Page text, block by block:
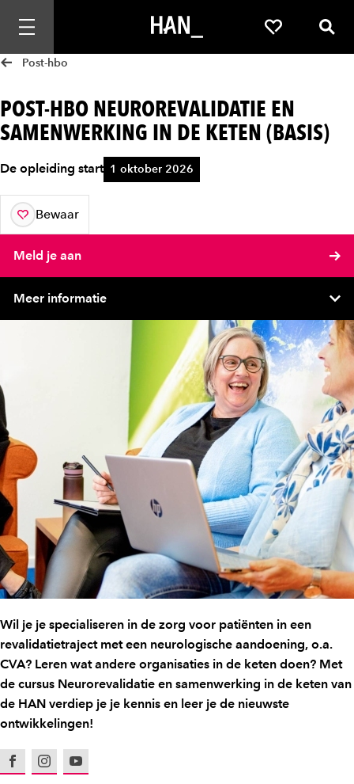
Mobiele navigatie openen Favorieten
Post-hbo
POST-HBO NEUROREVALIDATIE EN
SAMENWERKING IN DE KETEN (BASIS)
De opleiding start 1 oktober 2026
Bewaar
aan je favorieten
Meld je aan
Meer informatie
Wil je je specialiseren in de zorg voor patiënten in een
revalidatietraject met een neurologische aandoening, o.a.
CVA? Leren wat andere organisaties in de keten doen? Met
de cursus Neurorevalidatie en samenwerking in de keten van
de HAN verdiep je je kennis en leer je de nieuwste
ontwikkelingen!
FacebookInstagramYoutube